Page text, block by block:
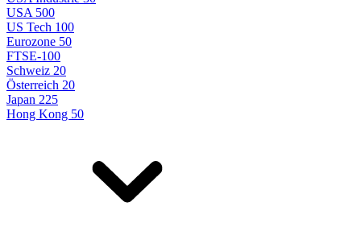
USA 500
US Tech 100
Eurozone 50
FTSE-100
Schweiz 20
Österreich 20
Japan 225
Hong Kong 50